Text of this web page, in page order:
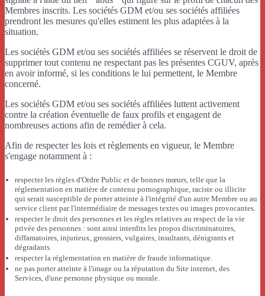
Membres inscrits. Les sociétés GDM et/ou ses sociétés affiliées
prendront les mesures qu'elles estiment les plus adaptées à la
situation.
Les sociétés GDM et/ou ses sociétés affiliées se réservent le droit de
supprimer tout contenu ne respectant pas les présentes CGUV, après
en avoir informé, si les conditions le lui permettent, le Membre
concerné.
Les sociétés GDM et/ou ses sociétés affiliées luttent activement
contre la création éventuelle de faux profils et engagent de
nombreuses actions afin de remédier à cela.
Afin de respecter les lois et règlements en vigueur, le Membre
s'engage notamment à :
respecter les règles d'Ordre Public et de bonnes mœurs, telle que la
réglementation en matière de contenu pornographique, raciste ou illicite
qui serait susceptible de porter atteinte à l'intégrité d'un autre Membre ou au
service client par l'intermédiaire de messages textes ou images provocantes.
respecter le droit des personnes et les règles relatives au respect de la vie
privée des personnes : sont ainsi interdits les propos discriminatoires,
diffamatoires, injurieux, grossiers, vulgaires, insultants, dénigrants et
dégradants.
respecter la réglementation en matière de fraude informatique.
ne pas porter atteinte à l'image ou la réputation du Site internet, des
Services, d'une personne physique ou morale.